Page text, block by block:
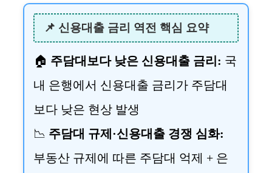
📌 신용대출 금리 역전 핵심 요약
🏠 주담대보다 낮은 신용대출 금리: 국
내 은행에서 신용대출 금리가 주담대
보다 낮은 현상 발생
📉 주담대 규제·신용대출 경쟁 심화:
부동산 규제에 따른 주담대 억제 + 은